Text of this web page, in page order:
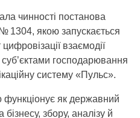
чинності постанова
№ 1304, якою запускається
взаємодії
господарювання
систему «Пульс».
функціонує як державний
бізнесу, збору, аналізу й